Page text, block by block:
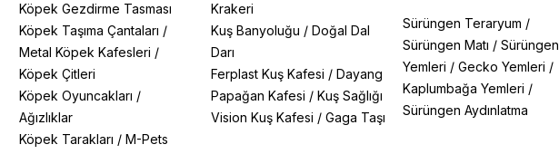
Köpek Gezdirme Tasması
Köpek Taşıma Çantaları /
Metal Köpek Kafesleri /
Köpek Çitleri
Köpek Oyuncakları /
Ağızlıklar
Köpek Tarakları /M-Pets
Krakeri
Kuş Banyoluğu / Doğal Dal
Darı
Ferplast Kuş Kafesi / Dayang
Papağan Kafesi / Kuş Sağlığı
Vision Kuş Kafesi / Gaga Taşı
Sürüngen Teraryum /
Sürüngen Matı / Sürüngen
Yemleri / Gecko Yemleri /
Kaplumbağa Yemleri /
Sürüngen Aydınlatma